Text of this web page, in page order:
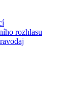
rozhlasu